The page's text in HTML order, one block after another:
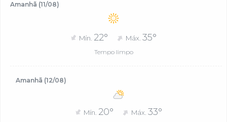
Amanhã (11/08)
Mín. 22° Máx. 35°
Tempo limpo
Amanhã (12/08)
Mín. 20° Máx.33°